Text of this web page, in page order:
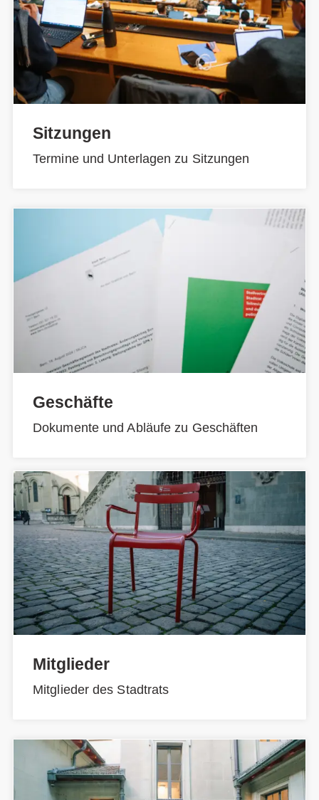
Sitzungen
Termine und Unterlagen zu Sitzungen
Geschäfte
Dokumente und Abläufe zu Geschäften
Mitglieder
Mitglieder des Stadtrats